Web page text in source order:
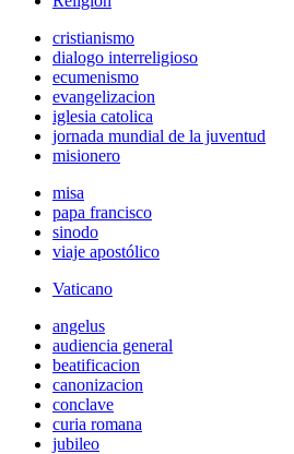
cristianismo
dialogo interreligioso
ecumenismo
evangelizacion
iglesia catolica
jornada mundial de la juventud
misionero
misa
papa francisco
sinodo
viaje apostólico
Vaticano
angelus
audiencia general
beatificacion
canonizacion
conclave
curia romana
jubileo